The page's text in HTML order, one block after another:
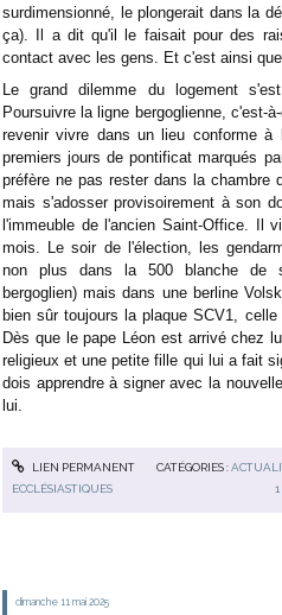
surdimensionné, le plongerait dans la
ça). Il a dit qu'il le faisait pour des
contact avec les gens. Et c'est ainsi
Le grand dilemme du logement
Poursuivre la ligne bergoglienne, c'est-
revenir vivre dans un lieu conforme
premiers jours de pontificat marqués
préfère ne pas rester dans la chambre
mais s'adosser provisoirement à son
l'immeuble de l'ancien Saint-Office. Il
mois. Le soir de l'élection, les
non plus dans la 500 blanche de
bergoglien) mais dans une berline
bien sûr toujours la plaque SCV1,
Dès que le pape Léon est arrivé chez
religieux et une petite fille qui lui a fait
dois apprendre à signer avec la
lui.
LIEN PERMANENT CATÉGORIES :
ECCLÉSIASTIQUES
1
dimanche 11 mai 2025